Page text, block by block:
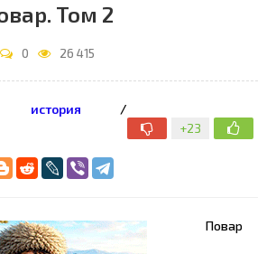
Том 2
0 26 415
+23
история /
Повар